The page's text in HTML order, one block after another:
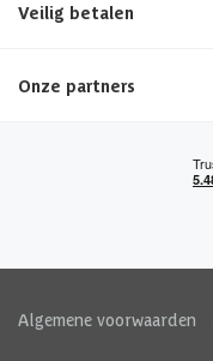
Veilig betalen
Onze partners
Algemene voorwaarden